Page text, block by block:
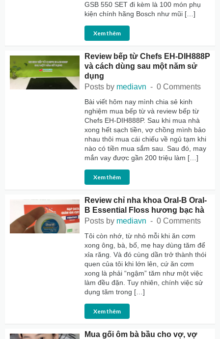
GSB 550 SET đi kèm là 100 món phụ
kiện chính hãng Bosch như mũi […]
Xem thêm
Review bếp từ Chefs EH-DIH888P
và cách dùng sau một năm sử
dụng
Posts by mediavn 0 Comments
Bài viết hôm nay mình chia sẻ kinh
nghiệm mua bếp từ và review bếp từ
Chefs EH-DIH888P. Sau khi mua nhà
xong hết sạch tiền, vợ chồng mình bảo
nhau thôi mua cái chiếu về ngủ tạm khi
nào có tiền mua sắm sau. Sau đó, may
mắn vay được gần 200 triệu làm […]
Xem thêm
Review chỉ nha khoa Oral-B Oral-
B Essential Floss hương bạc hà
Posts by mediavn 0 Comments
Tôi còn nhớ, từ nhỏ mỗi khi ăn cơm
xong ông, bà, bố, mẹ hay dùng tăm để
xỉa răng. Và đó cùng dần trở thành thói
quen của tôi khi lớn lên, cứ ăn cơm
xong là phải “ngậm” tăm như một việc
làm đều đặn. Tuy nhiên, chính việc sử
dụng tăm trong […]
Xem thêm
Mua gối ôm bà bầu cho vợ, vợ